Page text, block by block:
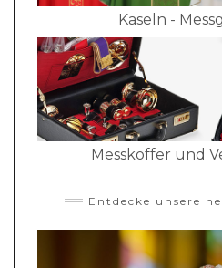
Kaseln -
Messkoffer und
Entdecke unsere